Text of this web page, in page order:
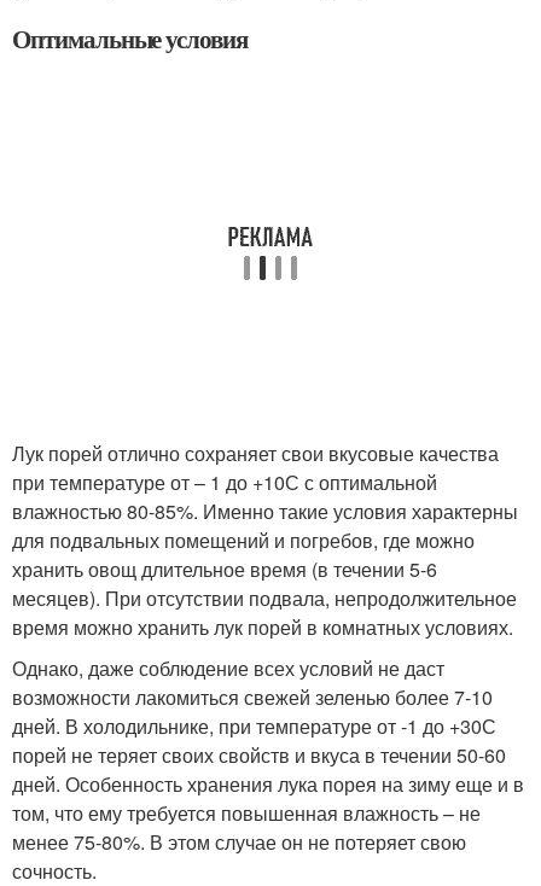
Оптимальные условия
Лук порей отлично сохраняет свои вкусовые качества
при температуре от – 1 до +10С с оптимальной
влажностью 80-85%. Именно такие условия характерны
для подвальных помещений и погребов, где можно
хранить овощ длительное время (в течении 5-6
месяцев). При отсутствии подвала, непродолжительное
время можно хранить лук порей в комнатных условиях.
Однако, даже соблюдение всех условий не даст
возможности лакомиться свежей зеленью более 7-10
дней. В холодильнике, при температуре от -1 до +30С
порей не теряет своих свойств и вкуса в течении 50-60
дней. Особенность хранения лука порея на зиму еще и в
том, что ему требуется повышенная влажность – не
менее 75-80%. В этом случае он не потеряет свою
сочность.